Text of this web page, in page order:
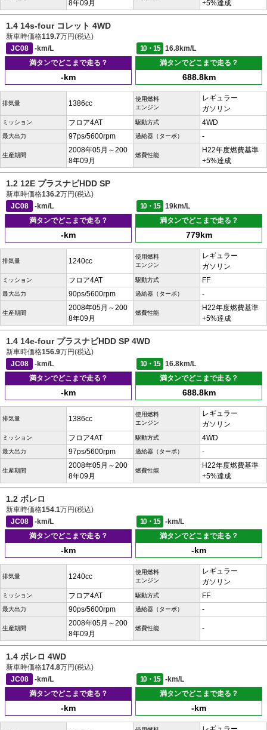
8年09月
+5%達成
1.4 14s-four コレット 4WD
新車時価格119.7万円(税込)
JC08
-km/L 10・15
16.8km/L
満タンでどこまで走る？
-km
満タンでどこまで走る？
688.8km
排気量 1386cc
使用燃料
エンジン
レギュラー
ガソリン
ミッション フロア4AT 駆動方式 4WD
最大出力 97ps/5600rpm 過給器（ターボ） -
生産期間
2008年05月～200
8年09月
燃費性能
H22年度燃費基準
+5%達成
1.2 12E プラスナビHDD SP
新車時価格136.2万円(税込)
JC08
-km/L 10・15
19km/L
満タンでどこまで走る？
-km
満タンでどこまで走る？
779km
排気量 1240cc
使用燃料
エンジン
レギュラー
ガソリン
ミッション フロア4AT 駆動方式 FF
最大出力 90ps/5600rpm 過給器（ターボ） -
生産期間
2008年05月～200
8年09月
燃費性能
H22年度燃費基準
+5%達成
1.4 14e-four プラスナビHDD SP 4WD
新車時価格156.9万円(税込)
JC08
-km/L 10・15
16.8km/L
満タンでどこまで走る？
-km
満タンでどこまで走る？
688.8km
排気量 1386cc
使用燃料
エンジン
レギュラー
ガソリン
ミッション フロア4AT 駆動方式 4WD
最大出力 97ps/5600rpm 過給器（ターボ） -
生産期間
2008年05月～200
8年09月
燃費性能
H22年度燃費基準
+5%達成
1.2 ボレロ
新車時価格154.1万円(税込)
JC08
-km/L 10・15
-km/L
満タンでどこまで走る？
-km
満タンでどこまで走る？
-km
排気量 1240cc
使用燃料
エンジン
レギュラー
ガソリン
ミッション フロア4AT 駆動方式 FF
最大出力 90ps/5600rpm 過給器（ターボ） -
生産期間
2008年05月～200
8年09月
燃費性能 -
1.4 ボレロ 4WD
新車時価格174.8万円(税込)
JC08
-km/L 10・15
-km/L
満タンでどこまで走る？
-km
満タンでどこまで走る？
-km